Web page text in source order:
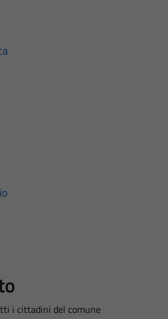
i cittadini del comune